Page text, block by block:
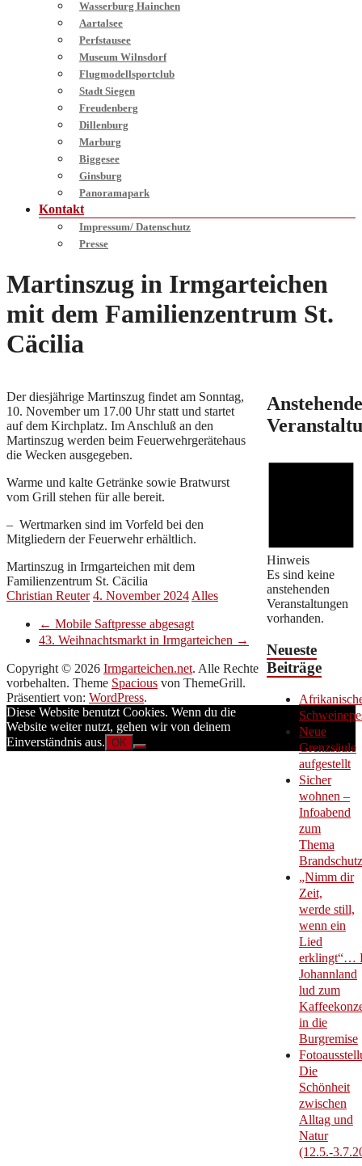
Wasserburg Hainchen
Aartalsee
Perfstausee
Museum Wilnsdorf
Flugmodellsportclub
Stadt Siegen
Freudenberg
Dillenburg
Marburg
Biggesee
Ginsburg
Panoramapark
Kontakt
Impressum/ Datenschutz
Presse
Martinszug in Irmgarteichen
mit dem Familienzentrum St.
Cäcilia
Der diesjährige Martinszug findet am Sonntag,
10. November um 17.00 Uhr statt und startet
auf dem Kirchplatz. Im Anschluß an den
Martinszug werden beim Feuerwehrgerätehaus
die Wecken ausgegeben.
Warme und kalte Getränke sowie Bratwurst
vom Grill stehen für alle bereit.
– Wertmarken sind im Vorfeld bei den
Mitgliedern der Feuerwehr erhältlich.
Martinszug in Irmgarteichen mit dem
Familienzentrum St. Cäcilia
Christian Reuter 4. November 2024 Alles
← Mobile Saftpresse abgesagt
43. Weihnachtsmarkt in Irmgarteichen →
Anstehende
Hinweis
Es sind keine
anstehenden
Veranstaltungen
vorhanden.
Neueste
Beiträge
Neue
Grenzsäule
aufgestellt
Sicher
wohnen –
Infoabend
zum
Thema
Brandschutz
„Nimm dir
Zeit,
werde still,
wenn ein
Lied
erklingt“…
Johannland
lud zum
in die
Burgremise
Die
Schönheit
zwischen
Alltag und
Natur
(12.5.-
Copyright © 2026 Irmgarteichen.net. Alle Rechte
vorbehalten. Theme Spacious von ThemeGrill.
Präsentiert von: WordPress.
Diese Website benutzt Cookies. Wenn du die
Website weiter nutzt, gehen wir von deinem
Einverständnis aus. OK